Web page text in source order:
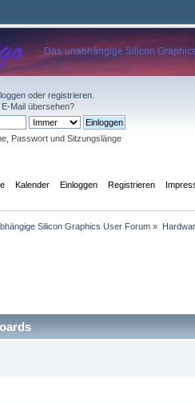
oder registrieren
Mail übersehen?
Passwort und Sitzungslänge
Kalender Einloggen Registrieren
Silicon Graphics User Forum »